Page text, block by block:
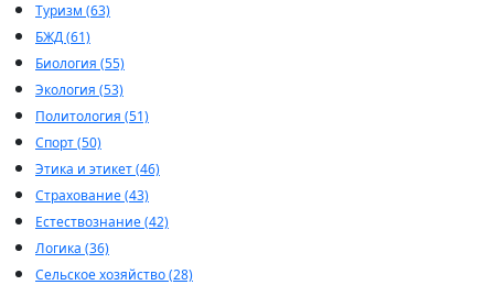
Туризм (63)
БЖД (61)
Биология (55)
Экология (53)
Политология (51)
Спорт (50)
Этика и этикет (46)
Страхование (43)
Естествознание (42)
Логика (36)
Сельское хозяйство (28)